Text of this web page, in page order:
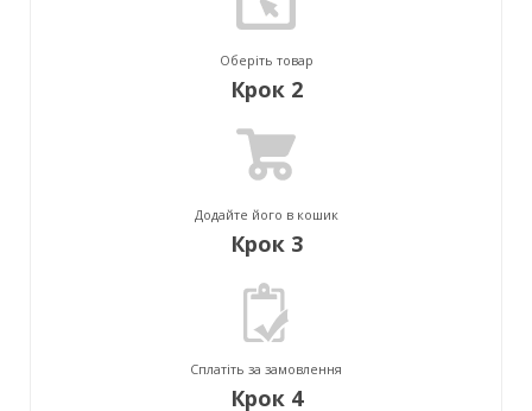
Оберіть товар
Крок 2
Додайте його в кошик
Крок 3
Сплатіть за замовлення
Крок 4